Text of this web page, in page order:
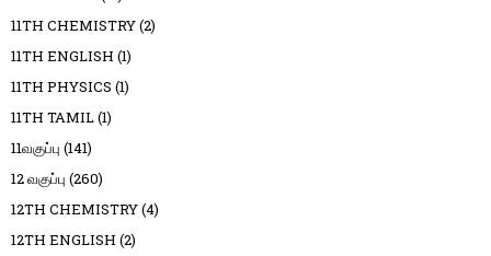
11TH CHEMISTRY(2)
11TH ENGLISH (1)
11TH PHYSICS (1)
11TH TAMIL(1)
11வகுப்பு (141)
12 வகுப்பு (260)
12TH CHEMISTRY(4)
12TH ENGLISH (2)